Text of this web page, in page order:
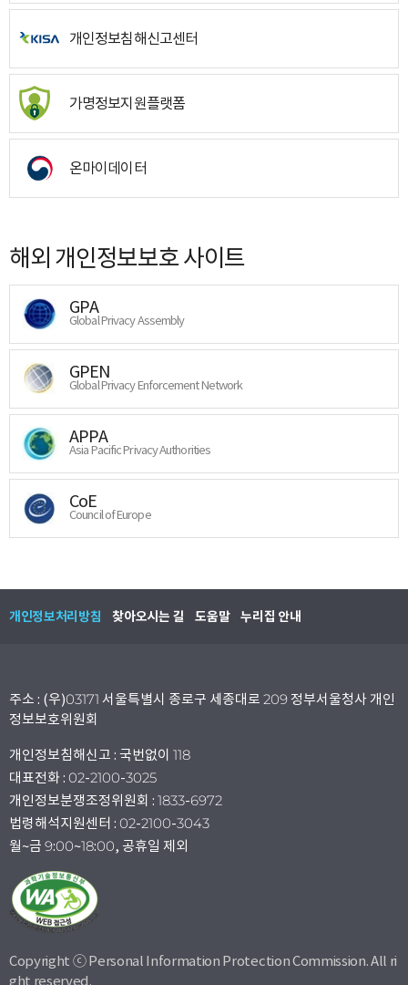
개인정보침해신고센터
가명정보지원플랫폼
온마이데이터
해외 개인정보보호 사이트
GPA
Global Privacy Assembly
GPEN
Global Privacy Enforcement Network
APPA
Asia Pacific Privacy Authorities
CoE
Council of Europe
개인정보처리방침 찾아오시는 길 도움말 누리집 안내
주소 : (우)03171 서울특별시 종로구 세종대로 209 정부서울청사 개인
정보보호위원회
개인정보침해신고 : 국번없이 118
대표전화 : 02-2100-3025
개인정보분쟁조정위원회 : 1833-6972
법령해석지원센터 : 02-2100-3043
월~금 9:00~18:00, 공휴일 제외
Copyright ⓒ Personal Information Protection Commission. All ri
ght reserved.